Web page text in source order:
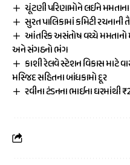
ચૂંટણી પરિણામોને લઈને
સુરત પાલિકામાં કમિટી રચનાની
આંતરિક અસંતોષ વચ્ચે મમતાનો
અને સંગઠનો ભંગ
કાશી રેલવે સ્ટેશન વિકાસ માટે
મસ્જિદ સહિતના બાંધકામો દૂર
રવીના ટંડનના ભાઈના ઘરમાંથી